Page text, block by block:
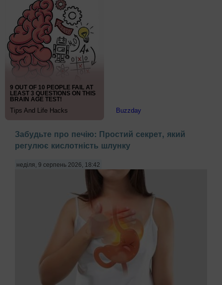
Забудьте про печію: Простий секрет, який
регулює кислотність шлунку
неділя, 9 серпень 2026, 18:42